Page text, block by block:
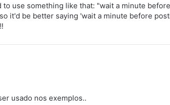
use something like that: "wait a minute
it'd be better saying 'wait a minute before
usado nos exemplos..